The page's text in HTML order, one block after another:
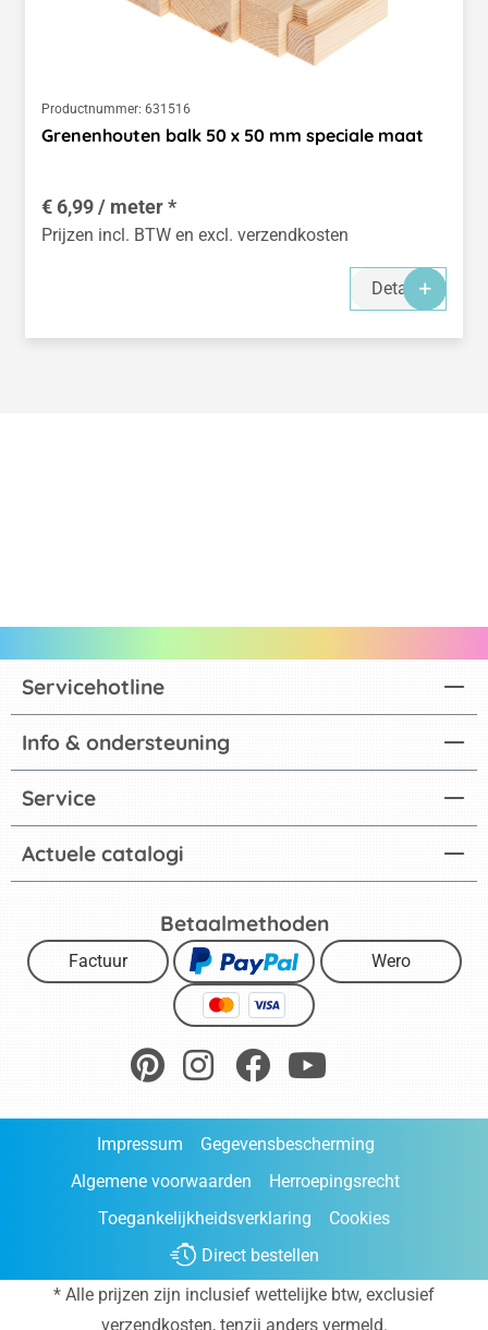
Productnummer: 631516
Grenenhouten balk 50 x 50 mm speciale maat
€ 6,99 / meter *
Prijzen incl. BTW en excl. verzendkosten
Details
Actuele catalogi
Servicehotline
Info & ondersteuning
Service
Betaalmethoden
Factuur Wero
Impressum
Gegevensbescherming
Algemene voorwaarden
Herroepingsrecht
Toegankelijkheidsverklaring
Cookies
Direct bestellen
* Alle prijzen zijn inclusief wettelijke btw, exclusief
verzendkosten, tenzij anders vermeld.